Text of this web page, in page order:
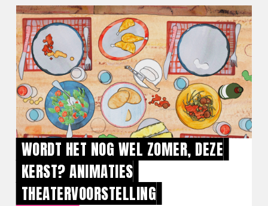
WORDT HET NOG WEL ZOMER, DEZE
KERST? ANIMATIES
THEATERVOORSTELLING